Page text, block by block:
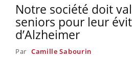
Notre société doit
seniors pour leur
d’Alzheimer
Par Camille Sabourin